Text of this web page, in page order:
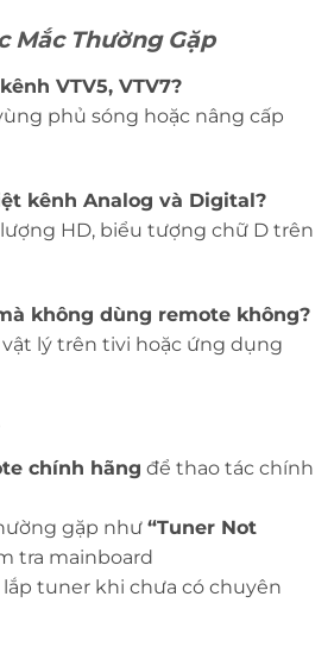
Mắc Thường Gặp
VTV5, VTV7?
phủ sóng hoặc nâng cấp
kênh Analog và Digital?
HD, biểu tượng chữ D trên
không dùng remote không?
vật lý trên tivi hoặc ứng dụng
chính hãng để thao tác chính
gặp như “Tuner Not
tra mainboard
tuner khi chưa có chuyên